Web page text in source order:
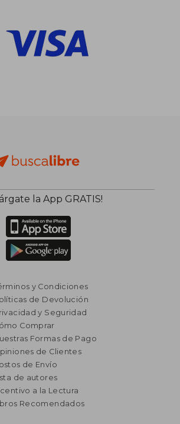
$ 6.618
$ 3.971
la App GRATIS!
y Condiciones
de Devolución
y Seguridad
Comprar
Formas de Pago
de Clientes
de Envío
de autores
a la Lectura
Recomendados